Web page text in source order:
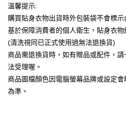
全家付款取貨
每筆NT$65，滿NT$599(含以上)免運
7-11付款取貨
每筆NT$65，滿NT$599(含以上)免運費
宅配
每筆NT$80，滿NT$599(含以上)免運
溫馨提示:
購買貼身衣物出貨時外包裝袋不會標
基於保障消費者的個人衛生，貼身衣物
(清洗視同已正式使用過無法退換貨)
商品需退換貨時，如有贈品或配件，
法受理喔。
商品圖檔顏色因電腦螢幕品牌或設定
為準。